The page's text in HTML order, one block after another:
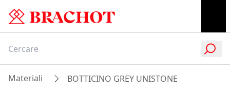
Materiali BOTTICINO GREY UNISTONE